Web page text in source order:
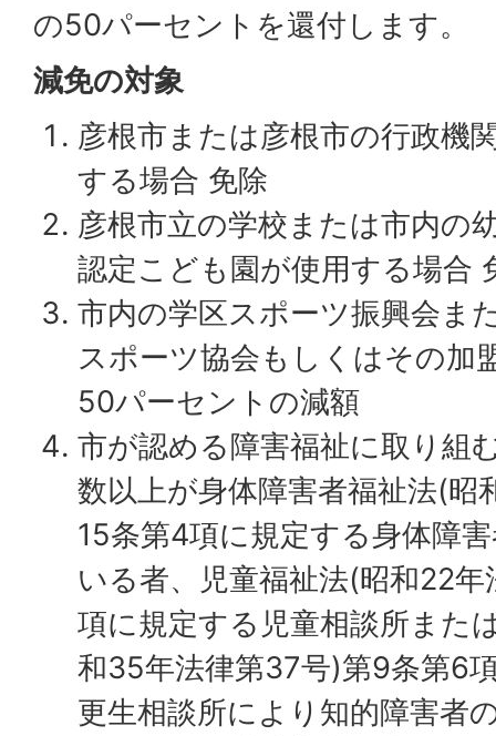
の50パーセントを還付します。
減免の対象
彦根市または彦根市の行政機
する場合 免除
彦根市立の学校または市内の
認定こども園が使用する場合
市内の学区スポーツ振興会ま
スポーツ協会もしくはその加
50パーセントの減額
市が認める障害福祉に取り組
数以上が身体障害者福祉法(
15条第4項に規定する身体障
いる者、児童福祉法(昭和22
項に規定する児童相談所また
和35年法律第37号)第9条第6
更生相談所により知的障害者